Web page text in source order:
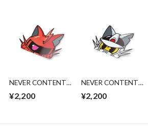
NEVER CONTENT
Cat
¥2,200
NEVER CONTENT
¥2,200